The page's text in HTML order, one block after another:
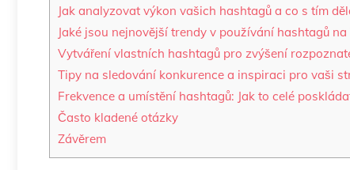
Jak analyzovat výkon vašich hashtagů a co s tím
Jaké jsou nejnovější trendy v používání hashtagů na
Vytváření vlastních hashtagů pro zvýšení
Tipy na sledování konkurence a inspiraci pro vaši
Frekvence a umístění hashtagů: Jak to celé
Často kladené otázky
Závěrem